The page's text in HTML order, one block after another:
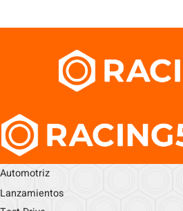
Automotriz
Lanzamientos